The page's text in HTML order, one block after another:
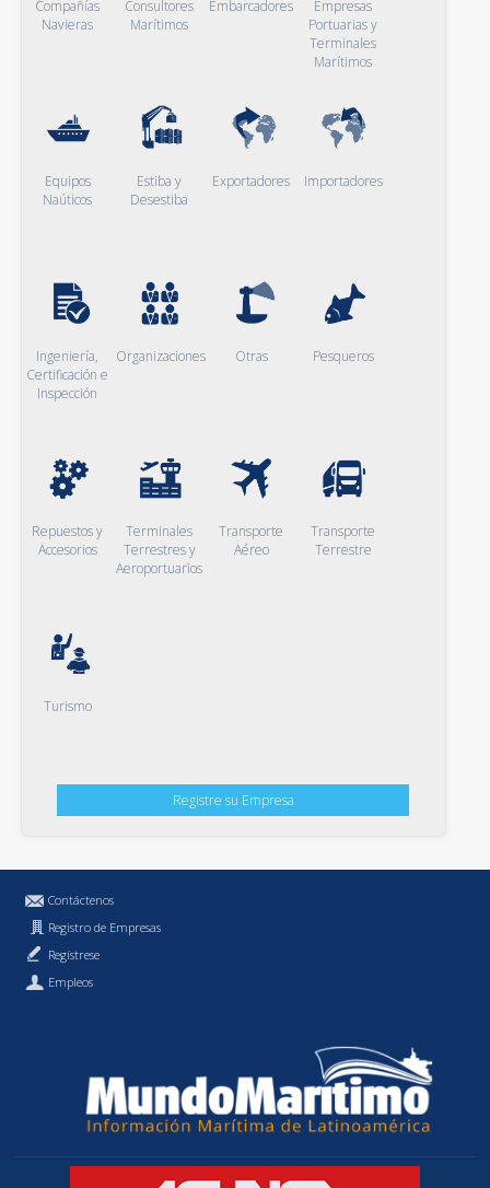
Compañías
Navieras
Consultores
Marítimos
Embarcadores
Empresas
Portuarias y
Terminales
Marítimos
Equipos
Naúticos
Estiba y
Desestiba
Exportadores Importadores
Ingeniería,
Certificación e
Inspección
Organizaciones Otras Pesqueros
Repuestos y
Accesorios
Terminales
Terrestres y
Aeroportuarios
Transporte
Aéreo
Transporte
Terrestre
Turismo
Registre su Empresa
Contáctenos
Registro de Empresas
Regístrese
Empleos
Política de Privacidad